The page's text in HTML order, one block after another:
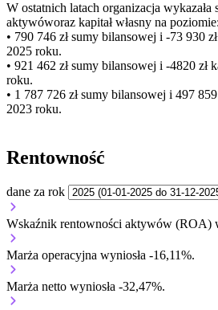
W ostatnich latach organizacja wykazała
aktywóworaz kapitał własny na poziomie:
• 790 746 złsumy bilansowej i -73 930 zł
2025 roku.
• 921 462 złsumy bilansowej i -4820 zł
roku.
• 1 787 726 złsumy bilansowej i 497 859
2023 roku.
Rentowność
dane za rok
Wskaźnik rentowności aktywów (ROA)
Marża operacyjna wyniosła -16,11%.
Marża netto wyniosła -32,47%.